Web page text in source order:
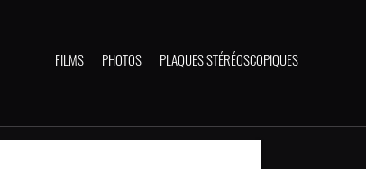
FILMS PHOTOS PLAQUES STÉRÉOSCOPIQUES